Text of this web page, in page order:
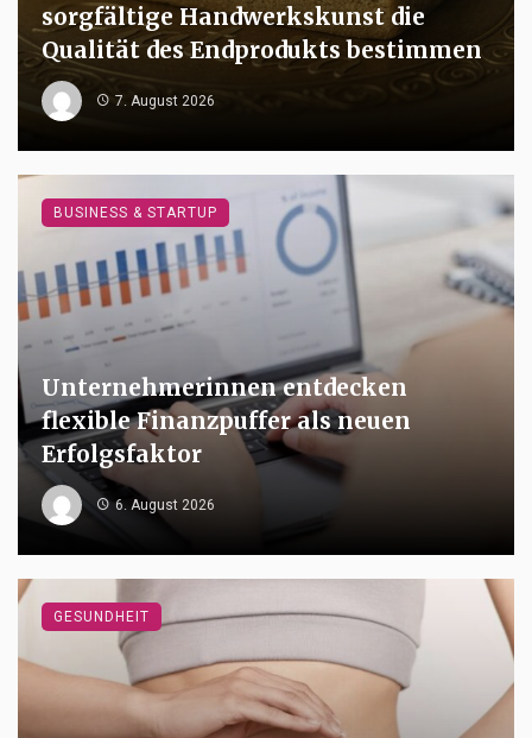
sorgfältige Handwerkskunst die
Qualität des Endprodukts bestimmen
7. August 2026
Unternehmerinnen entdecken
flexible Finanzpuffer als neuen
Erfolgsfaktor
6. August 2026
BUSINESS & STARTUP
GESUNDHEIT